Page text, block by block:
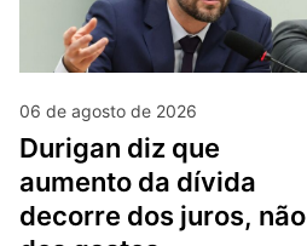
06 de agosto de 2026
durigan diz que
aumento da dívida
decorre dos juros, não